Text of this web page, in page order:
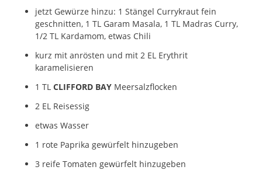
jetzt Gewürze hinzu: 1 Stängel Currykraut fein
geschnitten, 1 TL Garam Masala, 1 TL Madras Curry,
1/2 TL Kardamom, etwas Chili
kurz mit anrösten und mit 2 EL Erythrit
karamelisieren
1 TL CLIFFORD BAY Meersalzflocken
2 EL Reisessig
etwas Wasser
1 rote Paprika gewürfelt hinzugeben
3 reife Tomaten gewürfelt hinzugeben